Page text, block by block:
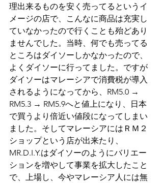
理出来るものを安く売ってるというイ
メージの店で、こんなに商品は充実し
ていなかったので行くことも殆どあり
ませんでした。当時、何でも売ってる
ところはダイソーしかなかったので、
よくダイソーに行ってました。ですが
ダイソーはマレーシアで消費税が導入
されるようになってから、RM5.0 →
RM5.3 → RM5.9へと値上になり、日本
で買うより倍近い値段になってしまい
ました。そしてマレーシアにはＲＭ２
ショップという店が出来たり、
MR.D.I.Y.はダイソーのようにバリエー
ションを増やして事業を拡大したこと
で、上場し、今やマレーシア人には無